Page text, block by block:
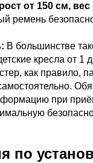
от 150 см, вес
ремень
В большинстве
кресла от 1
как правило,
при
по